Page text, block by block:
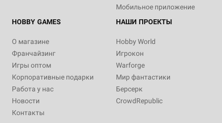
Мобильное приложение
HOBBY GAMES
О магазине
Франчайзинг
Игры оптом
Корпоративные подарки
Работа у нас
Новости
Контакты
НАШИ ПРОЕКТЫ
Hobby World
Игрокон
Warforge
Мир фантастики
Берсерк
CrowdRepublic